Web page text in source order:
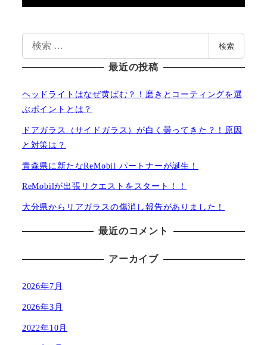
索
検索
最近の投稿
ヘッドライトはなぜ黄ばむ？！磨きとコーティングを選
ぶポイントとは？
ドアガラス（サイドガラス）が白く曇ってきた？！原因
と対策は？
青森県に新たなReMobil パートナーが誕生！
ReMobilが出張リクエストをスタート！！
大分県からリアガラスの傷消し報告がありました！
最近のコメント
アーカイブ
2026年7月
2026年3月
2022年10月